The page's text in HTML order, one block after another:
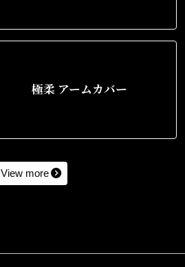
極柔 アームカバー
View more